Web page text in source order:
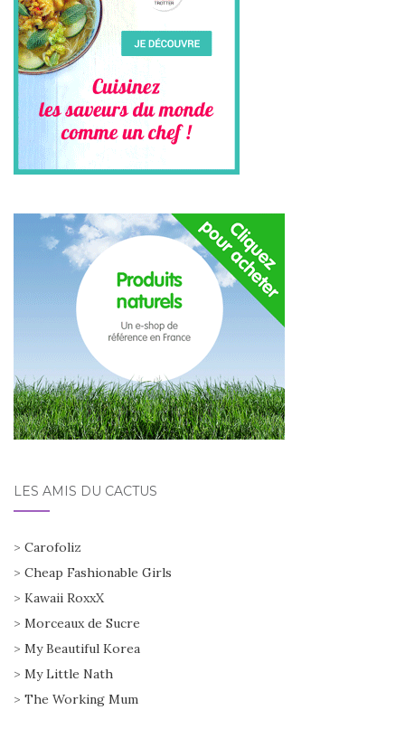
LES AMIS DU CACTUS
> Carofoliz
> Cheap Fashionable Girls
> Kawaii RoxxX
> Morceaux de Sucre
> My Beautiful Korea
> My Little Nath
> The Working Mum